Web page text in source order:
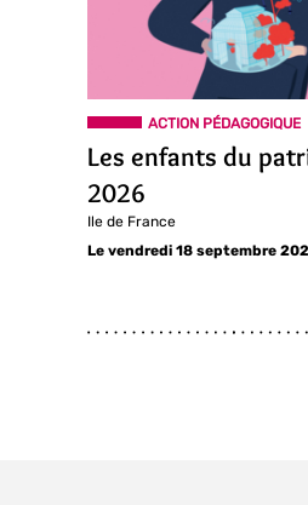
ACTION PÉDAGOGIQUE
Les enfants du
2026
Ile de France
Le vendredi 18 septembre